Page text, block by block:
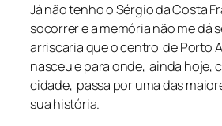
Já não tenho o Sérgio da Costa
socorrer e a memória não me dá
arriscaria que o centro de Porto
nasceu e para onde, ainda hoje,
cidade, passa por uma das
sua história.